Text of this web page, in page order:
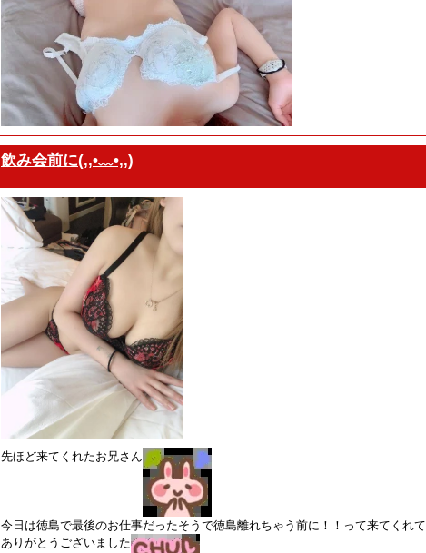
飲み会前に(,,•﹏•,,)
先ほど来てくれたお兄さん
今日は徳島で最後のお仕事だったそうで徳島離れちゃう前に！！って来てくれて
ありがとうございました